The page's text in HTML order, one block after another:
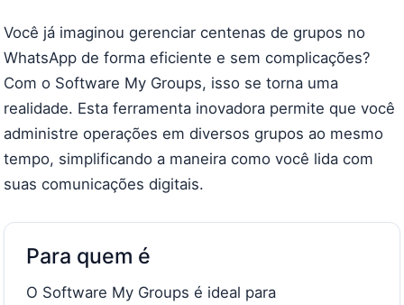
Você já imaginou gerenciar centenas de grupos no
WhatsApp de forma eficiente e sem complicações?
Com o Software My Groups, isso se torna uma
realidade. Esta ferramenta inovadora permite que você
administre operações em diversos grupos ao mesmo
tempo, simplificando a maneira como você lida com
suas comunicações digitais.
Para quem é
O Software My Groups é ideal para